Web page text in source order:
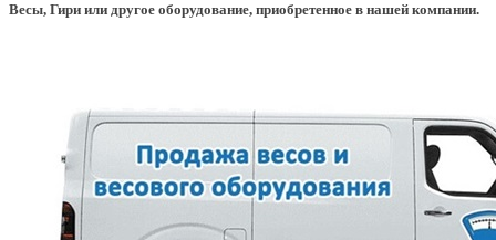
Весы, Гири или другое оборудование, приобретенное в нашей компании.